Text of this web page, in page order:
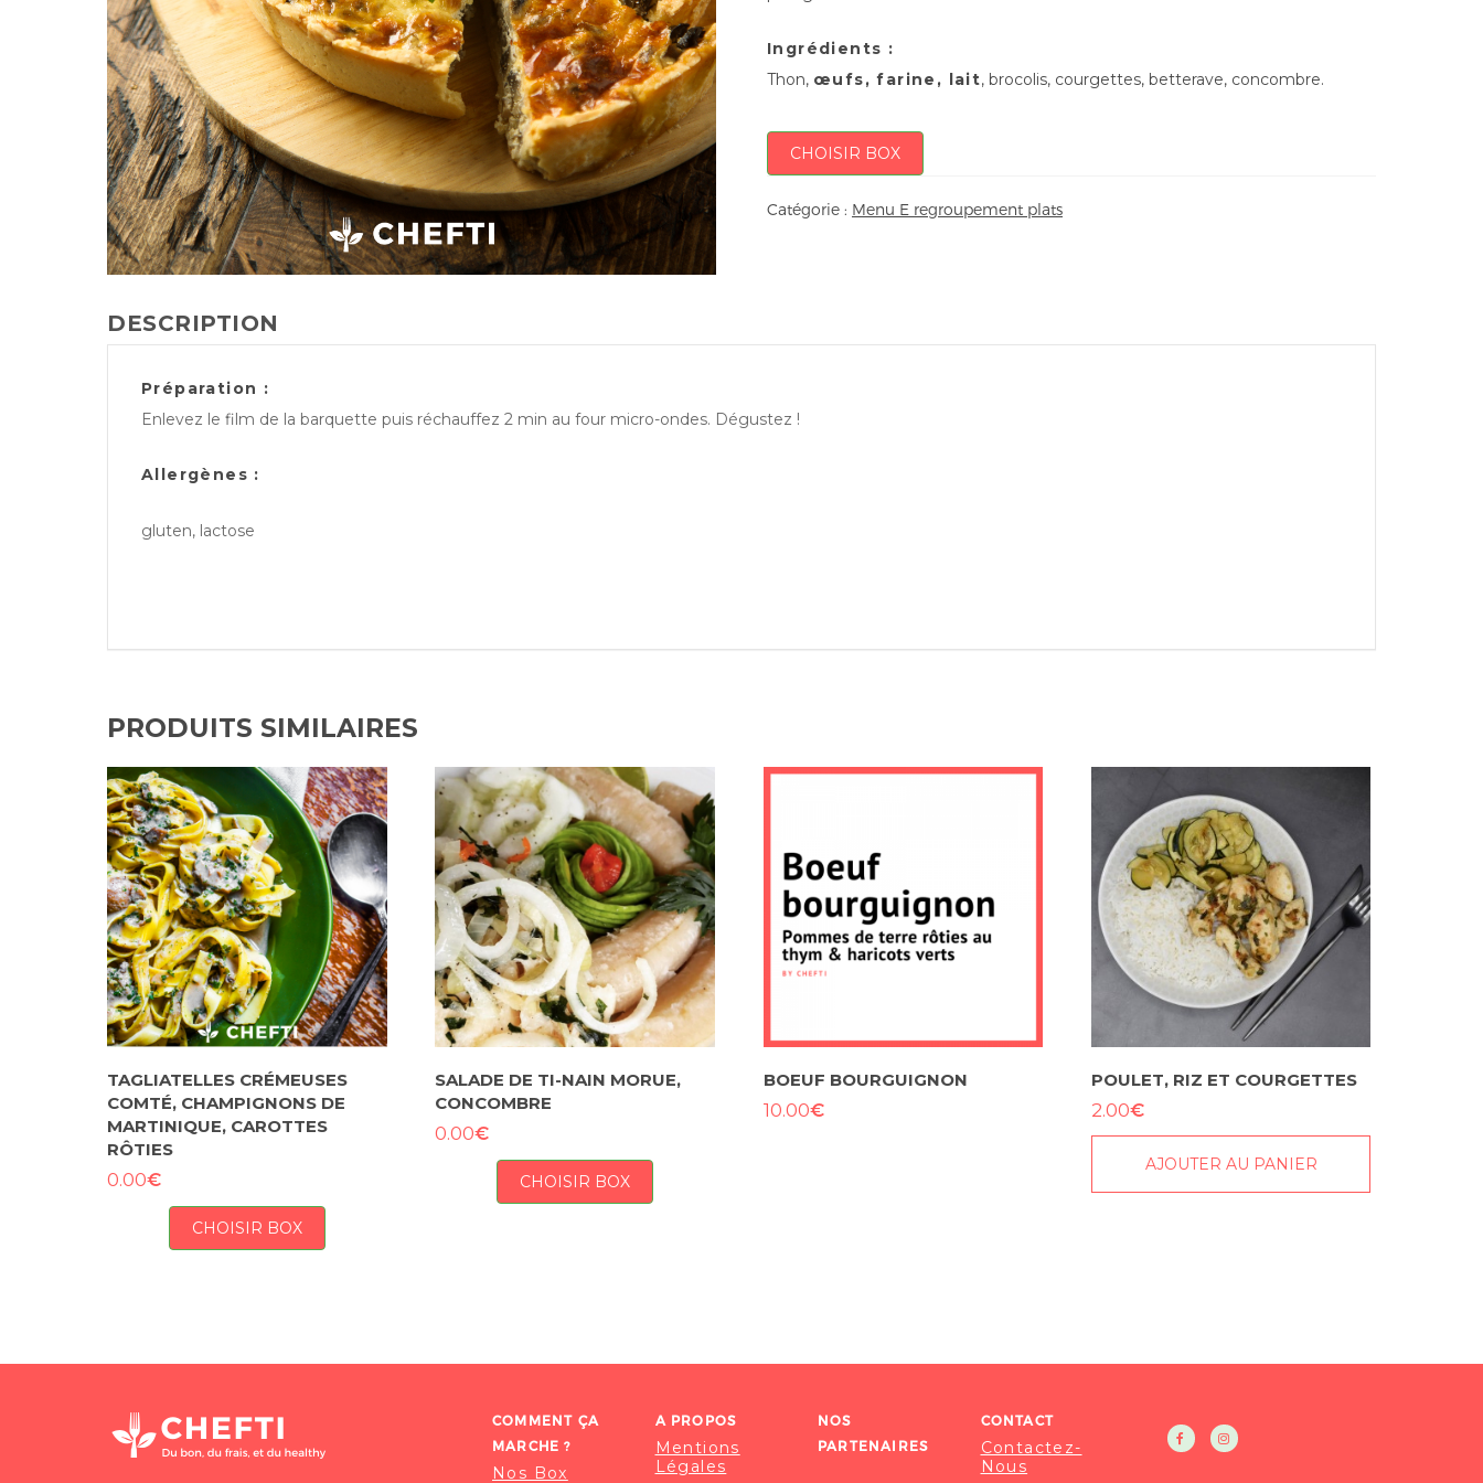
Ingrédients :
Thon, œufs, farine, lait, brocolis, courgettes, betterave, concombre.
CHOISIR BOX
Catégorie : Menu E regroupement plats
DESCRIPTION
Préparation :
Enlevez le film de la barquette puis réchauffez 2 min au four micro-ondes. Dégustez !
Allergènes :
gluten, lactose
PRODUITS SIMILAIRES
TAGLIATELLES CRÉMEUSES
COMTÉ, CHAMPIGNONS DE
MARTINIQUE, CAROTTES
RÔTIES
0.00€
CHOISIR BOX
SALADE DE TI-NAIN MORUE,
CONCOMBRE
0.00€
CHOISIR BOX
BOEUF BOURGUIGNON
10.00€
POULET, RIZ ET COURGETTES
2.00€
AJOUTER AU PANIER
COMMENT ÇA
MARCHE ?
Nos Box
A PROPOS
Mentions
Légales
NOS
PARTENAIRES
CONTACT
Contactez-
Nous